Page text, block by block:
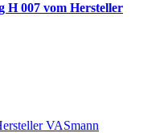
H 007 vom Hersteller